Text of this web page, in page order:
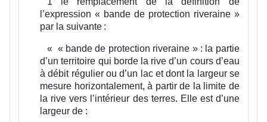
l’expression « bande de protection riveraine »
par la suivante :
« « bande de protection riveraine » : la partie
d’un territoire qui borde la rive d’un cours d’eau
à débit régulier ou d’un lac et dont la largeur se
mesure horizontalement, à partir de la limite de
la rive vers l’intérieur des terres. Elle est d’une
largeur de :